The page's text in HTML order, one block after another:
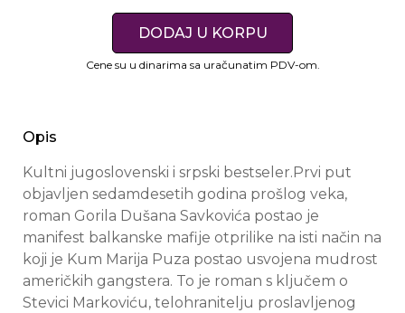
DODAJ U KORPU
Cene su u dinarima sa uračunatim PDV-om.
Opis
Kultni jugoslovenski i srpski bestseler.Prvi put
objavljen sedamdesetih godina prošlog veka,
roman Gorila Dušana Savkovića postao je
manifest balkanske mafije otprilike na isti način na
koji je Kum Marija Puza postao usvojena mudrost
američkih gangstera. To je roman s ključem o
Stevici Markoviću, telohranitelju proslavljenog